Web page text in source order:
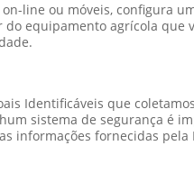
line ou móveis, configura
equipamento agrícola que
Identificáveis que
sistema de segurança é
informações fornecidas